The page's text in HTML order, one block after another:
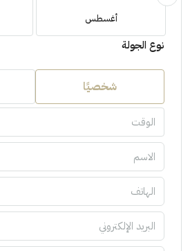
أغسطس
نوع الجولة
شخصيًا
الوقت